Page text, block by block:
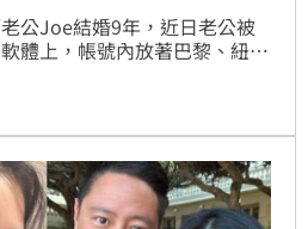
公Joe結婚9年，近日老公被
體上，帳號內放著巴黎、紐約
合。王思佳澄清，此帳號並非
嗎？」王思佳也留言回擊。